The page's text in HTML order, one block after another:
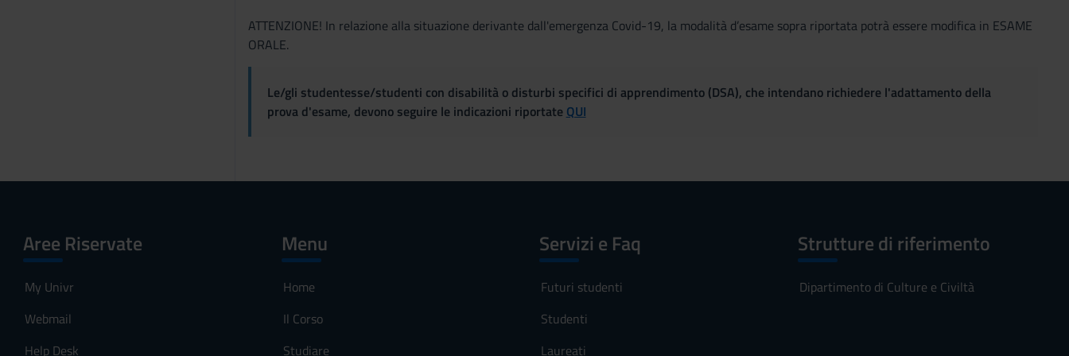
ATTENZIONE! In relazione alla situazione derivante dall'emergenza Covid-19, la modalità d’esame sopra riportata potrà essere modifica in ESAME
ORALE.
Le/gli studentesse/studenti con disabilità o disturbi specifici di apprendimento (DSA), che intendano richiedere l'adattamento della
prova d'esame, devono seguire le indicazioni riportate QUI
Aree Riservate
My Univr
Webmail
Help Desk
Menu
Home
Il Corso
Studiare
Servizi e Faq
Futuri studenti
Studenti
Laureati
Strutture di riferimento
Dipartimento di Culture e Civiltà